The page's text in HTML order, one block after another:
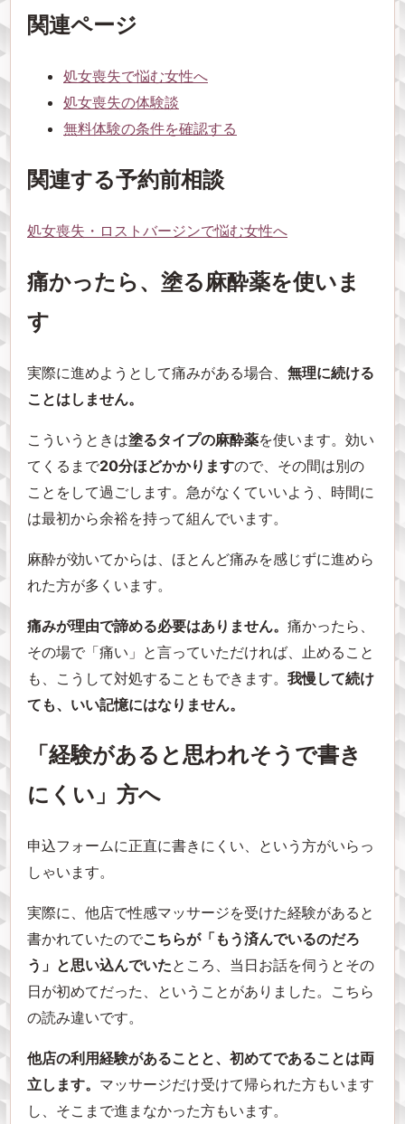
関連ページ
処女喪失で悩む女性へ
処女喪失の体験談
無料体験の条件を確認する
関連する予約前相談
処女喪失・ロストバージンで悩む女性へ
痛かったら、塗る麻酔薬を使いま
す
実際に進めようとして痛みがある場合、 無理に続ける
ことはしません。
こういうときは塗るタイプの麻酔薬を使います。効い
てくるまで20分ほどかかりますので、その間は別の
ことをして過ごします。急がなくていいよう、時間に
は最初から余裕を持って組んでいます。
麻酔が効いてからは、ほとんど痛みを感じずに進めら
れた方が多くいます。
痛みが理由で諦める必要はありません。 痛かったら、
その場で「痛い」と言っていただければ、止めること
も、こうして対処することもできます。 我慢して続け
ても、いい記憶にはなりません。
「経験があると思われそうで書き
にくい」方へ
申込フォームに正直に書きにくい、という方がいらっ
しゃいます。
実際に、他店で性感マッサージを受けた経験があると
書かれていたのでこちらが「もう済んでいるのだろ
う」と思い込んでいたところ、当日お話を伺うとその
日が初めてだった、ということがありました。こちら
の読み違いです。
他店の利用経験があることと、初めてであることは両
立します。 マッサージだけ受けて帰られた方もいます
し、そこまで進まなかった方もいます。